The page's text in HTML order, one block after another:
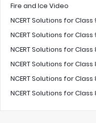
Fire and Ice Video
NCERT Solutions for Class
NCERT Solutions for Class
NCERT Solutions for Class
NCERT Solutions for
NCERT Solutions for
NCERT Solutions for